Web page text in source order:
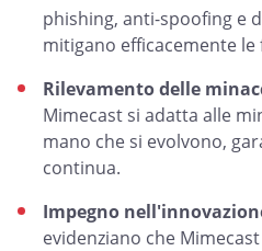
phishing, anti-spoofing e
mitigano efficacemente
Rilevamento delle
Mimecast si adatta alle
mano che si evolvono,
continua.
Impegno
evidenziano che